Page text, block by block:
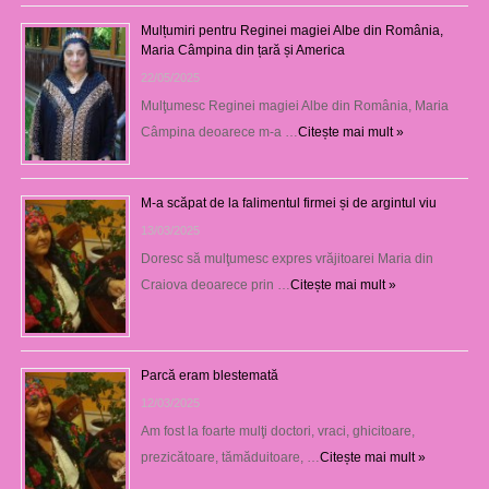
Mulțumiri pentru Reginei magiei Albe din România,
Maria Câmpina din țară și America
22/05/2025
Mulţumesc Reginei magiei Albe din România, Maria
Câmpina deoarece m-a … Citește mai mult »
M-a scăpat de la falimentul firmei și de argintul viu
13/03/2025
Doresc să mulţumesc expres vrăjitoarei Maria din
Craiova deoarece prin … Citește mai mult »
Parcă eram blestemată
12/03/2025
Am fost la foarte mulţi doctori, vraci, ghicitoare,
prezicătoare, tămăduitoare, … Citește mai mult »